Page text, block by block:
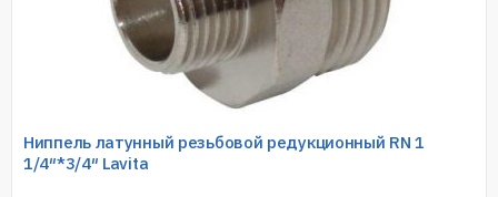
Ниппель латунный резьбовой редукционный RN 1
1/4″*3/4″ Lavita